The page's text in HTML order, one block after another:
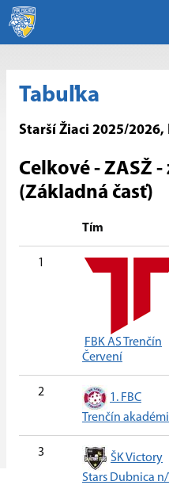
Tabuľka
Starší Žiaci 2025/
Celkové - ZASŽ
(Základná časť)
Tím
1
FBK AS Trenčín
Červení
2
1. FBC
Trenčín
3
ŠK Victory
Stars Dubnica